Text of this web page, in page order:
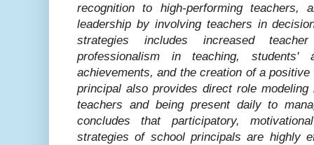
recognition to high-performing teachers,
leadership by involving teachers in
strategies includes increased
professionalism in teaching, students'
achievements, and the creation of a
principal also provides direct role
teachers and being present daily to
concludes that participatory,
strategies of school principals are highly